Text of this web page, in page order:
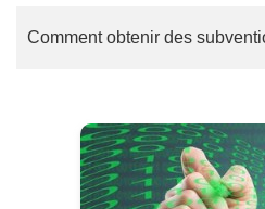
Comment obtenir des